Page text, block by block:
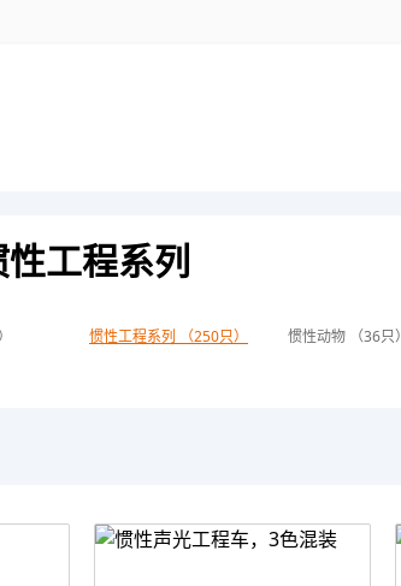
性工程系列
惯性工程系列 （250只） 惯性动物 （36只）